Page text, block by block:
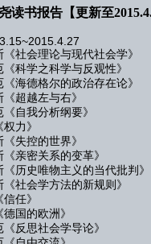
读书报告【更新至
《社会理论与现代社会学》
《科学之科学与反观性》
《海德格尔的政治存在论》
超越左与右》
自我分析纲要》
力》
失控的世界》
亲密关系的变革》
《历史唯物主义的当代批判》
《社会学方法的新规则》
任》
德国的欧洲》
反思社会学导论》